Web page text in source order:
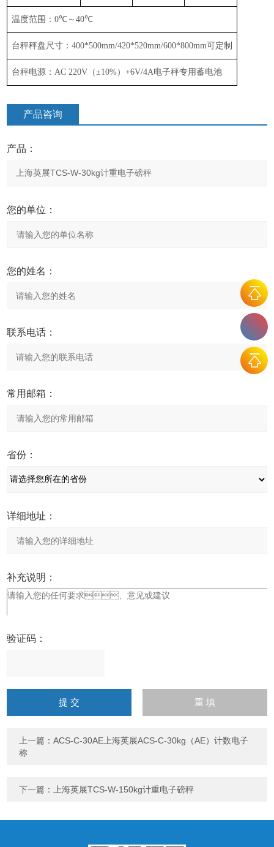
温度范围：0℃ ～40℃
台秤秤盘尺寸：400*500mm/420*520mm/600*800mm可定制
台秤电源：AC 220V （±10%）+6V/4A电子秤专用蓄电池
产品咨询
产品：
您的单位：
您的姓名：
联系电话：
常用邮箱：
省份：
详细地址：
补充说明：
验证码：
字），如：三加四=7
上一篇：ACS-C-30AE上海英展ACS-C-30kg（AE）计数电子
称
下一篇： 上海英展TCS-W-150kg计重电子磅秤